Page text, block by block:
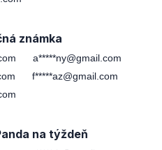
známka
a*****ny@gmail.com
f*****az@gmail.com
na týždeň